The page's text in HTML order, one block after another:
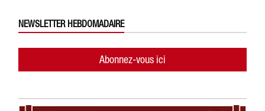
NEWSLETTER HEBDOMADAIRE
Abonnez-vous ici